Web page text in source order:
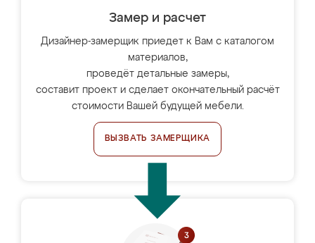
Замер и расчет
Дизайнер-замерщик приедет к Вам с каталогом
материалов,
проведёт детальные замеры,
составит проект и сделает окончательный расчёт
стоимости Вашей будущей мебели.
ВЫЗВАТЬ ЗАМЕРЩИКА